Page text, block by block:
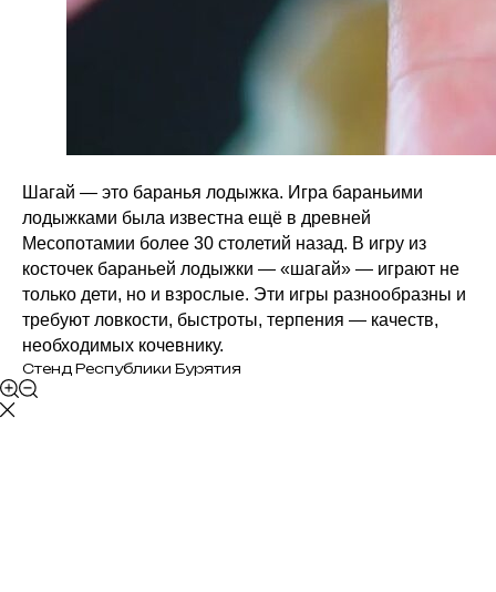
Шагай — это баранья лодыжка. Игра бараньими
лодыжками была известна ещё в древней
Месопотамии более 30 столетий назад. В игру из
косточек бараньей лодыжки — «шагай» — играют не
только дети, но и взрослые. Эти игры разнообразны и
требуют ловкости, быстроты, терпения — качеств,
необходимых кочевнику.
Стенд Республики Бурятия